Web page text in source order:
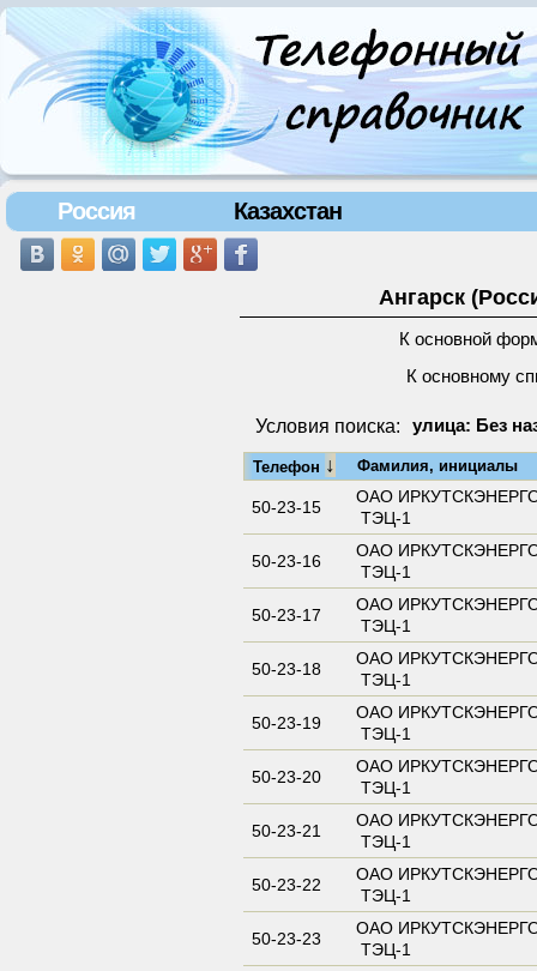
Россия Казахстан
Ангарск
К основной
К основному
Условия поиска: улица: Без
Телефон ↓ Фамилия, инициалы
50-23-15
ОАО
ТЭЦ-1
50-23-16
ОАО
ТЭЦ-1
50-23-17
ОАО
ТЭЦ-1
50-23-18
ОАО
ТЭЦ-1
50-23-19
ОАО
ТЭЦ-1
50-23-20
ОАО
ТЭЦ-1
50-23-21
ОАО
ТЭЦ-1
50-23-22
ОАО
ТЭЦ-1
50-23-23
ОАО
ТЭЦ-1